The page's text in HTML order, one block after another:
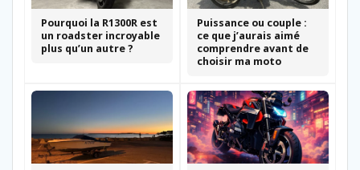
Pourquoi la R1300R est
un roadster incroyable
plus qu’un autre ?
Puissance ou couple :
ce que j’aurais aimé
comprendre avant de
choisir ma moto